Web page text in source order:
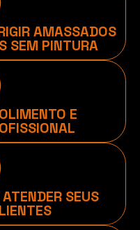
AMASSADOS
SEM PINTURA
E
SEUS